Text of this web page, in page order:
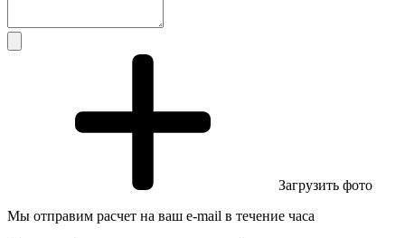
Загрузить фото
Мы отправим расчет на ваш e-mail в течение часа